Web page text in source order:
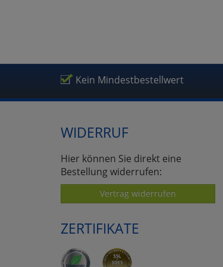
Kein Mindestbestellwert
WIDERRUF
Hier können Sie direkt eine
Bestellung widerrufen:
Vertrag widerrufen
ZERTIFIKATE